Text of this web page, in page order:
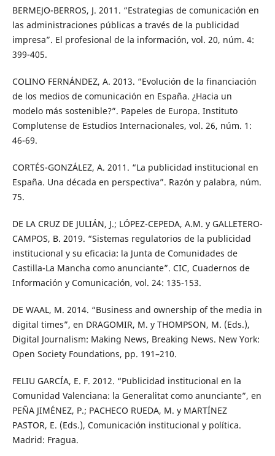
BERMEJO-BERROS, J. 2011. “Estrategias de comunicación en
las administraciones públicas a través de la publicidad
impresa”. El profesional de la información, vol. 20, núm. 4:
399-405.
COLINO FERNÁNDEZ, A. 2013. “Evolución de la financiación
de los medios de comunicación en España. ¿Hacia un
modelo más sostenible?”. Papeles de Europa. Instituto
Complutense de Estudios Internacionales, vol. 26, núm. 1:
46-69.
CORTÉS-GONZÁLEZ, A. 2011. “La publicidad institucional en
España. Una década en perspectiva”. Razón y palabra, núm.
75.
DE LA CRUZ DE JULIÁN, J.; LÓPEZ-CEPEDA, A.M. y GALLETERO-
CAMPOS, B. 2019. “Sistemas regulatorios de la publicidad
institucional y su eficacia: la Junta de Comunidades de
Castilla-La Mancha como anunciante”. CIC, Cuadernos de
Información y Comunicación, vol. 24: 135-153.
DE WAAL, M. 2014. “Business and ownership of the media in
digital times”, en DRAGOMIR, M. y THOMPSON, M. (Eds.),
Digital Journalism: Making News, Breaking News. New York:
Open Society Foundations, pp. 191–210.
FELIU GARCÍA, E. F. 2012. “Publicidad institucional en la
Comunidad Valenciana: la Generalitat como anunciante”, en
PEÑA JIMÉNEZ, P.; PACHECO RUEDA, M. y MARTÍNEZ
PASTOR, E. (Eds.), Comunicación institucional y política.
Madrid: Fragua.